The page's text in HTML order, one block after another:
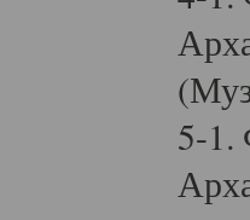
5-1.